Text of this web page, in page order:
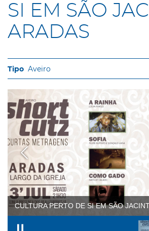
SI EM SÃO
ARADAS
Aveiro
CULTURA PERTO DE SI EM SÃO